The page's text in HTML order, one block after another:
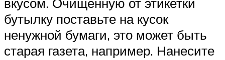
бутылку поставьте на кусок
ненужной бумаги, это может быть
старая газета, например. Нанесите